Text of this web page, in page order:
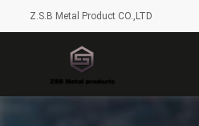
Z.S.B Metal Product CO.,LTD